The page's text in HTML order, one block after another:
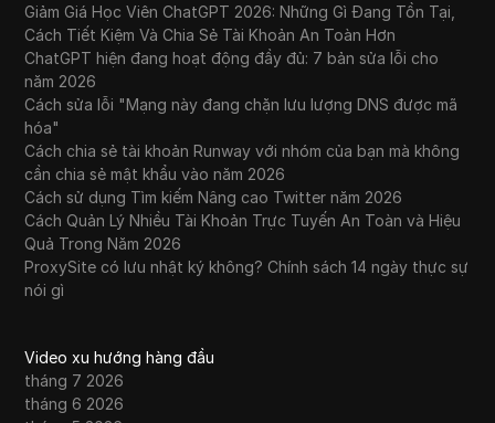
Giảm Giá Học Viên ChatGPT 2026: Những Gì Đang Tồn Tại,
Cách Tiết Kiệm Và Chia Sẻ Tài Khoản An Toàn Hơn
ChatGPT hiện đang hoạt động đầy đủ: 7 bản sửa lỗi cho
năm 2026
Cách sửa lỗi "Mạng này đang chặn lưu lượng DNS được mã
hóa"
Cách chia sẻ tài khoản Runway với nhóm của bạn mà không
cần chia sẻ mật khẩu vào năm 2026
Cách sử dụng Tìm kiếm Nâng cao Twitter năm 2026
Cách Quản Lý Nhiều Tài Khoản Trực Tuyến An Toàn và Hiệu
Quả Trong Năm 2026
ProxySite có lưu nhật ký không? Chính sách 14 ngày thực sự
nói gì
Video xu hướng hàng đầu
tháng 7 2026
tháng 6 2026